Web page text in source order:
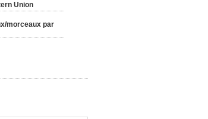
Union
morceaux par